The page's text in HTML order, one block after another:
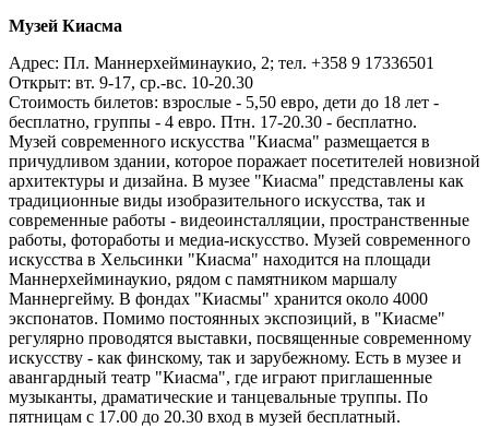
Музей Киасма
Адрес: Пл. Маннерхейминаукио, 2; тел. +358 9 17336501
Открыт: вт. 9-17, ср.-вс. 10-20.30
Стоимость билетов: взрослые - 5,50 евро, дети до 18 лет -
бесплатно, группы - 4 евро. Птн. 17-20.30 - бесплатно.
Музей современного искусства "Киасма" размещается в
причудливом здании, которое поражает посетителей новизной
архитектуры и дизайна. В музее "Киасма" представлены как
традиционные виды изобразительного искусства, так и
современные работы - видеоинсталляции, пространственные
работы, фотоработы и медиа-искусство. Музей современного
искусства в Хельсинки "Киасма" находится на площади
Маннерхейминаукио, рядом с памятником маршалу
Маннергейму. В фондах "Киасмы" хранится около 4000
экспонатов. Помимо постоянных экспозиций, в "Киасме"
регулярно проводятся выставки, посвященные современному
искусству - как финскому, так и зарубежному. Есть в музее и
авангардный театр "Киасма", где играют приглашенные
музыканты, драматические и танцевальные труппы. По
пятницам с 17.00 до 20.30 вход в музей бесплатный.